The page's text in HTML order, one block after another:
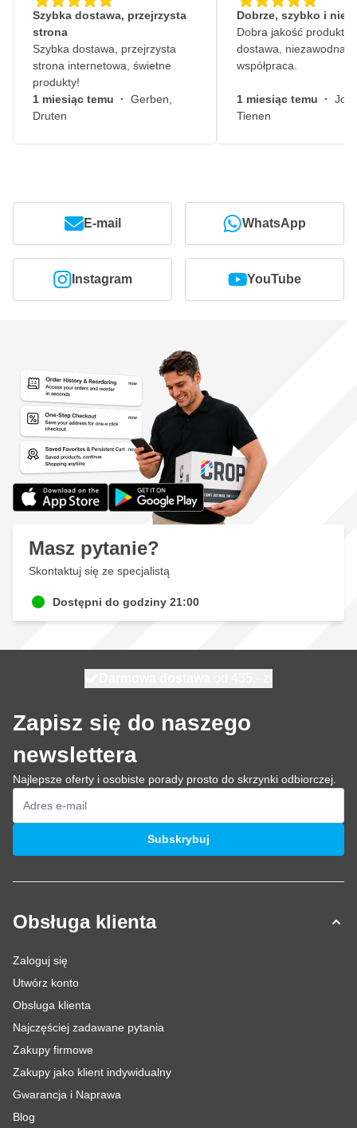
Szybka dostawa, przejrzysta
strona
Szybka dostawa, przejrzysta
strona internetowa, świetne
produkty!
1 miesiąc temu · Gerben,
Druten
Dobrze, szybko i
Dobra jakość
dostawa, niezawodna
współpraca.
1 miesiąc temu ·
Tienen
E-mail WhatsApp
Instagram YouTube
Masz pytanie?
Skontaktuj się ze specjalistą
Dostępni do godziny 21:00
Zapisz się do naszego
newslettera
Najlepsze oferty i osobiste porady prosto do skrzynki odbiorczej.
Adres e-mail
Subskrybuj
Obsługa klienta
Zaloguj się
Utwórz konto
Obsluga klienta
Najczęściej zadawane pytania
Zakupy firmowe
Zakupy jako klient indywidualny
Gwarancja i Naprawa
Blog